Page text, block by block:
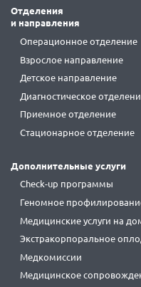
Отделения
и направления
Операционное отделение
Взрослое направление
Детское направление
Диагностическое
Приемное отделение
Стационарное отделение
Дополнительные услуги
Check-up программы
Геномное
Медицинские услуги на
Экстракорпоральное
Медкомиссии
Медицинское